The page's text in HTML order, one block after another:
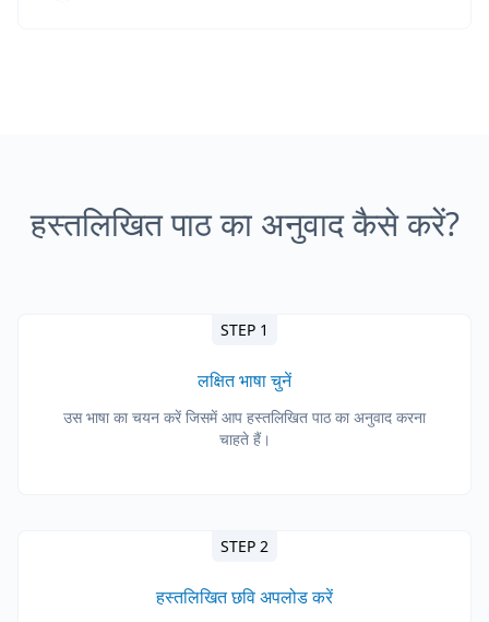
हस्तलिखित पाठ का अनुवाद कैसे करें?
STEP 1
लक्षित भाषा चुनें
उस भाषा का चयन करें जिसमें आप हस्तलिखित पाठ का अनुवाद करना
चाहते हैं।
STEP 2
हस्तलिखित छवि अपलोड करें